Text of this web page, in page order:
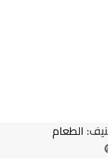
الطعام